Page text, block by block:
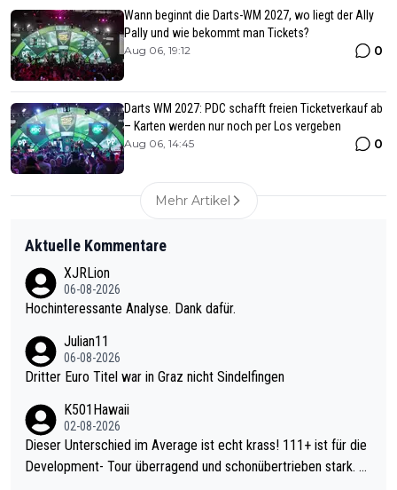
Wann beginnt die Darts-WM 2027, wo liegt der Ally
Pally und wie bekommt man Tickets?
Aug 06, 19:12 0
Darts WM 2027: PDC schafft freien Ticketverkauf ab
– Karten werden nur noch per Los vergeben
Aug 06, 14:45 0
Mehr Artikel
Aktuelle Kommentare
XJRLion
06-08-2026
Hochinteressante Analyse. Dank dafür.
Julian11
06-08-2026
Dritter Euro Titel war in Graz nicht Sindelfingen
K501Hawaii
02-08-2026
Dieser Unterschied im Average ist echt krass! 111+ ist für die
Development- Tour überragend und schonübertrieben stark. U